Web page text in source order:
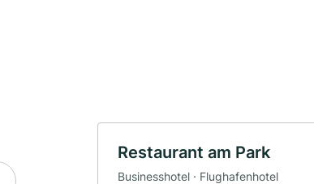
Restaurant am Park
Businesshotel · Flughafenhotel